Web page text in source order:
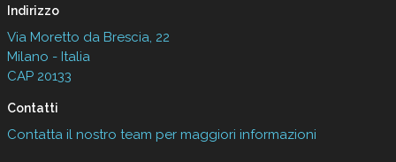
Indirizzo
Via Moretto da Brescia, 22
Milano - Italia
CAP 20133
Contatti
Contatta il nostro team per maggiori informazioni